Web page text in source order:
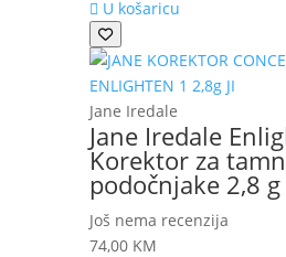
U košaricu
Jane Iredale
Jane Iredale
Korektor za
podočnjake 2,8 g
Još nema recenzija
74,00 KM